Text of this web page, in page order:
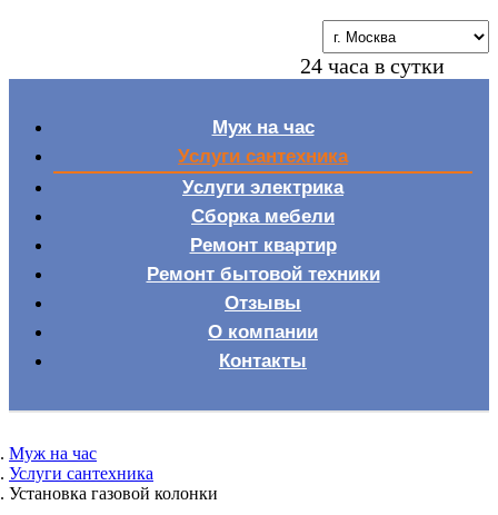
24 часа в сутки
Муж на час
Услуги сантехника
Услуги электрика
Сборка мебели
Ремонт квартир
Ремонт бытовой техники
Отзывы
О компании
Контакты
Муж на час
Услуги сантехника
Установка газовой колонки